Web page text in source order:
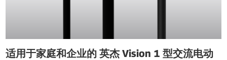
适用于家庭和企业的 英杰 Vision 1 型交流电动